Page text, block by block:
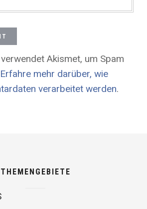
Akismet, um Spam
Erfahre mehr darüber, wie
verarbeitet werden.
THEMENGEBIETE